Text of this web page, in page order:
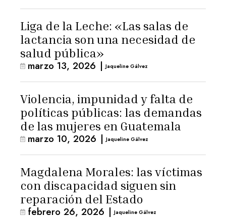
Liga de la Leche: «Las salas de
lactancia son una necesidad de
salud pública»
marzo 13, 2026 | Jaqueline Gálvez
Violencia, impunidad y falta de
políticas públicas: las demandas
de las mujeres en Guatemala
marzo 10, 2026 | Jaqueline Gálvez
Magdalena Morales: las víctimas
con discapacidad siguen sin
reparación del Estado
febrero 26, 2026 | Jaqueline Gálvez